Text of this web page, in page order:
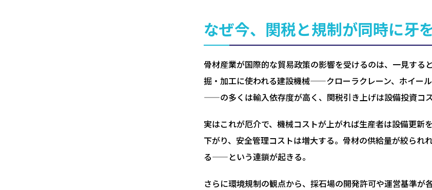
なぜ今、関税と規制が同時に牙
骨材産業が国際的な貿易政策の影響を受けるのは、一見す
掘・加工に使われる建設機械——クローラクレーン、ホイー
——の多くは輸入依存度が高く、関税引き上げは設備投資コス
実はこれが厄介で、機械コストが上がれば生産者は設備更
下がり、安全管理コストは増大する。骨材の供給量が絞ら
る——という連鎖が起きる。
さらに環境規制の観点から、採石場の開発許可や運営基準